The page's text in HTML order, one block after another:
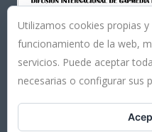
Utilizamos cookies propias
funcionamiento de la web,
servicios. Puede aceptar
necesarias o configurar sus